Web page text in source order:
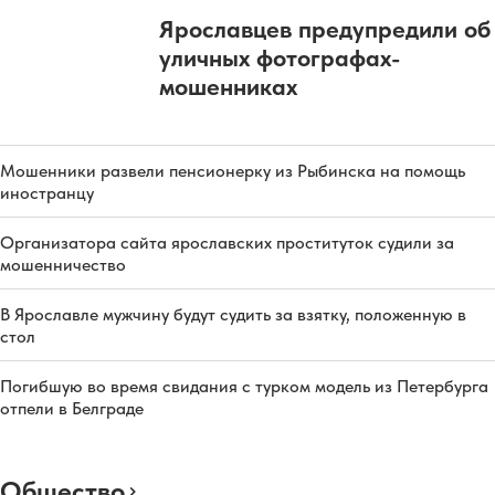
Ярославцев предупредили об
уличных фотографах-
мошенниках
Мошенники развели пенсионерку из Рыбинска на помощь
иностранцу
Организатора сайта ярославских проституток судили за
мошенничество
В Ярославле мужчину будут судить за взятку, положенную в
стол
Погибшую во время свидания с турком модель из Петербурга
отпели в Белграде